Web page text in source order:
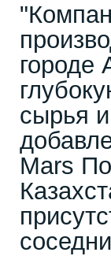
городе
сырья
Mars